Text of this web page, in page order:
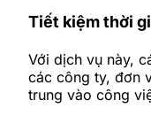
Tiết kiệm thời
Với dịch vụ này,
các công ty, đơn
trung vào công